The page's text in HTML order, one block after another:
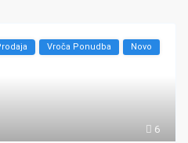
6
Vroča Ponudba Novo